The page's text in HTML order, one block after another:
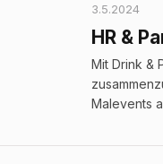
3.5.2024
HR &
Mit Drink &
Malevents